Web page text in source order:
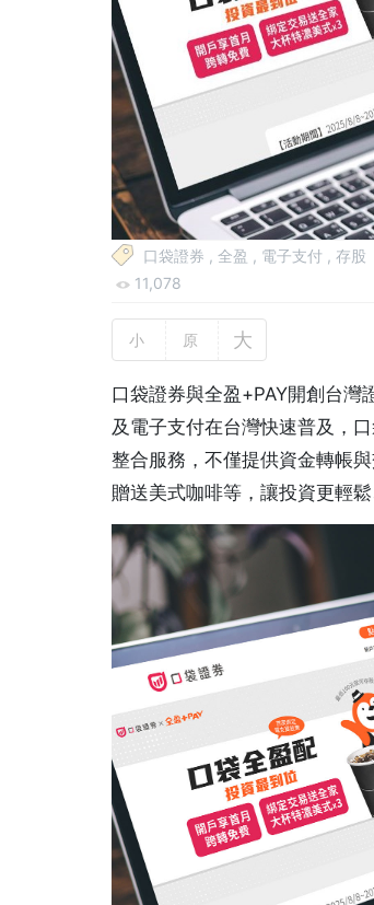
口袋證券 , 全盈 , 電子支付 , 存股
11,078
小 原 大
口袋證券與全盈+PAY開創台灣
及電子支付在台灣快速普及，
整合服務，不僅提供資金轉帳
贈送美式咖啡等，讓投資更輕鬆